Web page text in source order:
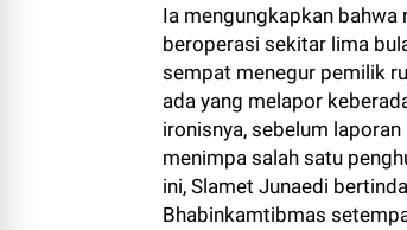
Ia mengungkapkan
beroperasi sekitar lima
sempat menegur pemilik
ada yang melapor
ironisnya, sebelum
menimpa salah satu
ini, Slamet Junaedi
Bhabinkamtibmas